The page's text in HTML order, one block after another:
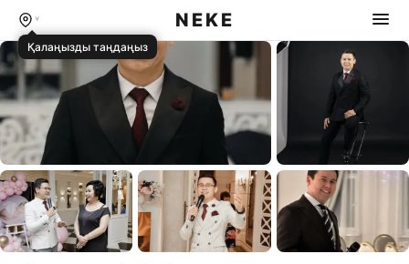
Қалаңызды таңдаңыз
NEKE